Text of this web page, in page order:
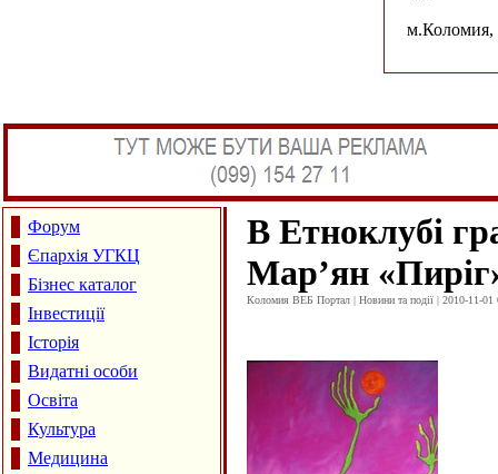
м.Коломия,
Форум
Єпархія УГКЦ
Бізнес каталог
Інвестиції
Історія
Видатні особи
Освіта
Культура
Медицина
В Етноклубі
Мар’ян
Коломия ВЕБ Портал | Новини та події | 2010-11-01